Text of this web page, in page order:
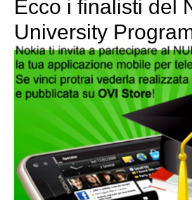
Ecco i finalisti del
University